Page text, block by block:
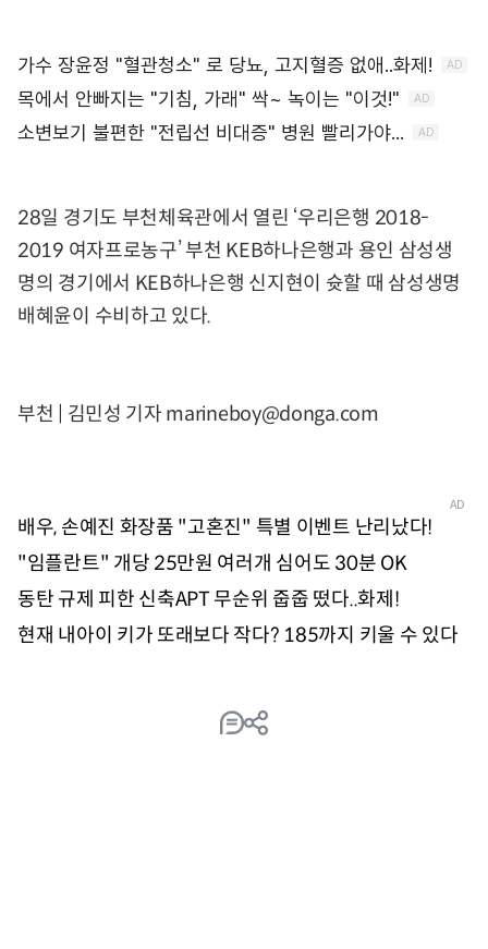
28일 경기도 부천체육관에서 열린 ‘우리은행 2018-
2019 여자프로농구’ 부천 KEB하나은행과 용인 삼성생
명의 경기에서 KEB하나은행 신지현이 슛할 때 삼성생명
배혜윤이 수비하고 있다.
부천 | 김민성 기자 marineboy@donga.com